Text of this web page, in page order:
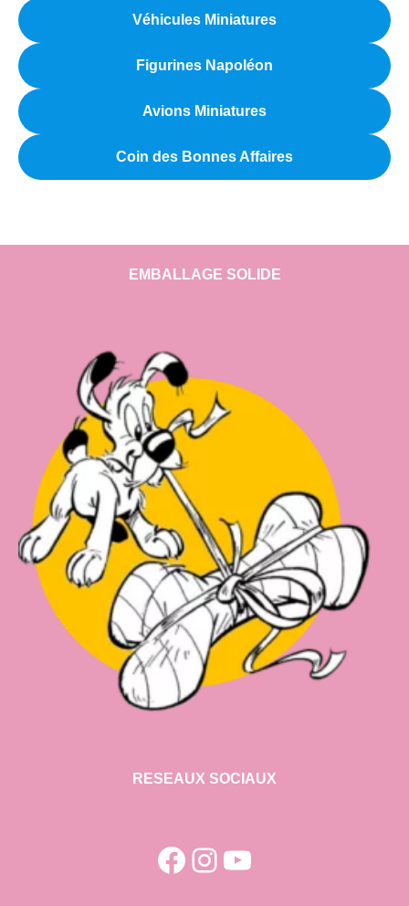
Véhicules Miniatures
Figurines Napoléon
Avions Miniatures
Coin des Bonnes Affaires
EMBALLAGE SOLIDE
RESEAUX SOCIAUX
Facebook
Instagram
YouTube